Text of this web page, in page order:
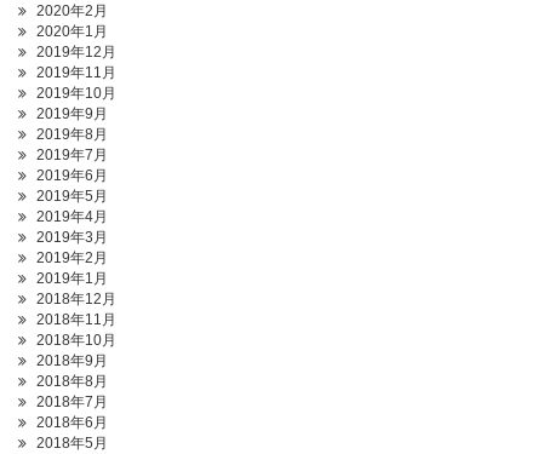
2020年2月
2020年1月
2019年12月
2019年11月
2019年10月
2019年9月
2019年8月
2019年7月
2019年6月
2019年5月
2019年4月
2019年3月
2019年2月
2019年1月
2018年12月
2018年11月
2018年10月
2018年9月
2018年8月
2018年7月
2018年6月
2018年5月